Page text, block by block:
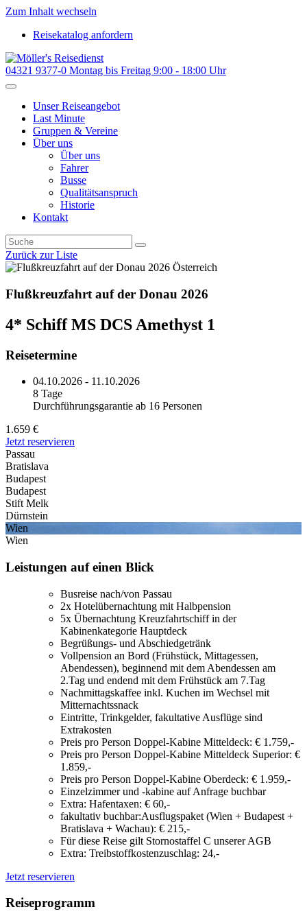
Zum Inhalt wechseln
Reisekatalog anfordern
04321 9377-0 Montag bis Freitag 9:00 - 18:00 Uhr
Unser Reiseangebot
Last Minute
Gruppen & Vereine
Über uns
Über uns
Fahrer
Busse
Qualitätsanspruch
Historie
Kontakt
Zurück zur Liste
Österreich
Flußkreuzfahrt auf der Donau 2026
4* Schiff MS DCS Amethyst 1
Reisetermine
04.10.2026 - 11.10.2026
8 Tage
Durchführungsgarantie ab 16 Personen
1.659 €
Jetzt reservieren
Passau
Bratislava
Budapest
Budapest
Stift Melk
Dürnstein
Wien
Wien
Leistungen auf einen Blick
Busreise nach/von Passau
2x Hotelübernachtung mit Halbpension
5x Übernachtung Kreuzfahrtschiff in der
Kabinenkategorie Hauptdeck
Begrüßungs- und Abschiedgetränk
Vollpension an Bord (Frühstück, Mittagessen,
Abendessen), beginnend mit dem Abendessen am
2.Tag und endend mit dem Frühstück am 7.Tag
Nachmittagskaffee inkl. Kuchen im Wechsel mit
Mitternachtssnack
Eintritte, Trinkgelder, fakultative Ausflüge sind
Extrakosten
Preis pro Person Doppel-Kabine Mitteldeck: € 1.759,-
Preis pro Person Doppel-Kabine Mitteldeck Superior: €
1.859,-
Preis pro Person Doppel-Kabine Oberdeck: € 1.959,-
Einzelzimmer und -kabine auf Anfrage buchbar
Extra: Hafentaxen: € 60,-
fakultativ buchbar:Ausflugspaket (Wien + Budapest +
Bratislava + Wachau): € 215,-
Für diese Reise gilt Stornostaffel C unserer AGB
Extra: Treibstoffkostenzuschlag: 24,-
Jetzt reservieren
Reiseprogramm